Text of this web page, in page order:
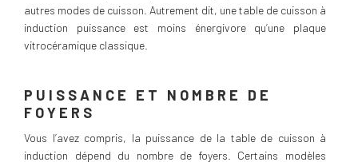
autres modes de cuisson. Autrement dit, une table de cuisson à
induction puissance est moins énergivore qu’une plaque
vitrocéramique classique.
PUISSANCE ET NOMBRE DE
FOYERS
Vous l’avez compris, la puissance de la table de cuisson à
induction dépend du nombre de foyers. Certains modèles